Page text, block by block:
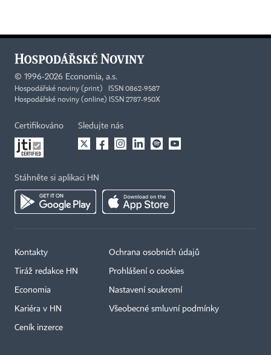
© 1996-2026 Economia, a.s.
Hospodářské noviny (print) ISSN 0862-9587
Hospodářské noviny (online) ISSN 2787-950X
Certifikováno Sledujte nás
Stáhněte si aplikaci HN
Kontakty
Tiráž redakce HN
Economia
Kariéra v HN
Ceník inzerce
Ochrana osobních údajů
Prohlášení o cookies
Nastavení soukromí
Všeobecné smluvní podmínky